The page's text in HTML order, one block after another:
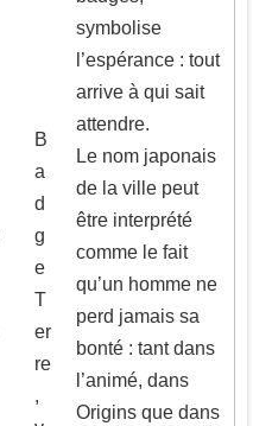
B
a
d
g
e
T
er
re
,
symbolise
l’espérance : tout
arrive à qui sait
attendre.
Le nom japonais
de la ville peut
être interprété
comme le fait
qu’un homme ne
perd jamais sa
bonté : tant dans
l’animé, dans
Origins que dans